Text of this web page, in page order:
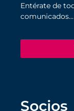
Entérate de
Socios